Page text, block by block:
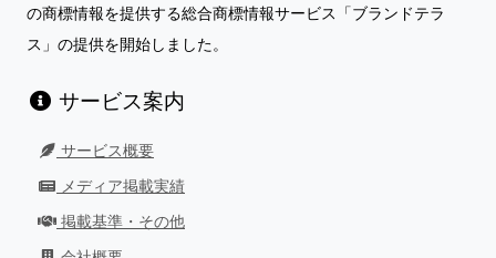
の商標情報を提供する総合商標情報サービス「ブランドテラ
ス」の提供を開始しました。
サービス案内
サービス概要
メディア掲載実績
掲載基準・その他